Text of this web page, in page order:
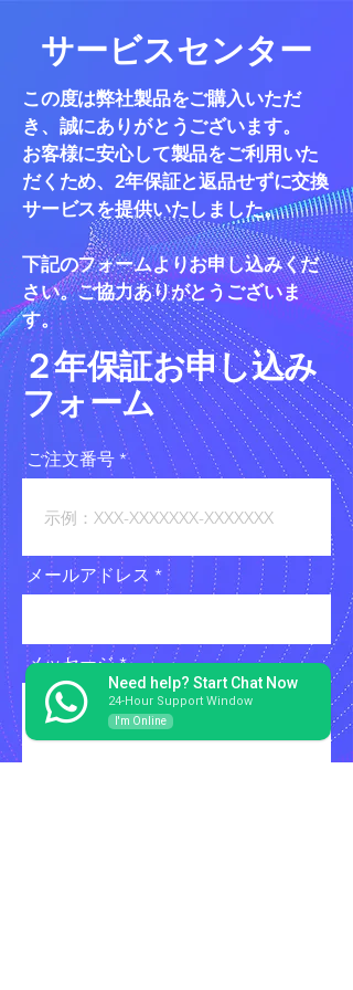
サービスセンター
この度は弊社製品をご購入いただ
き、誠にありがとうございます。
お客様に安心して製品をご利用いた
だくため、2年保証と返品せずに交換
サービスを提供いたしました。
下記のフォームよりお申し込みくだ
さい。ご協力ありがとうございま
す。
２年保証お申し込み
フォーム
ご注文番号
メールアドレス
メッセージ
Need help? Start Chat Now
24-Hour Support Window
I'm Online